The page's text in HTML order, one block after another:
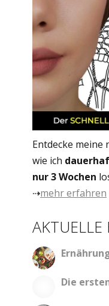
Entdecke meine
wie ich
nur 3 Wochen
⇢mehr erfahren
AKTUELLE
Die